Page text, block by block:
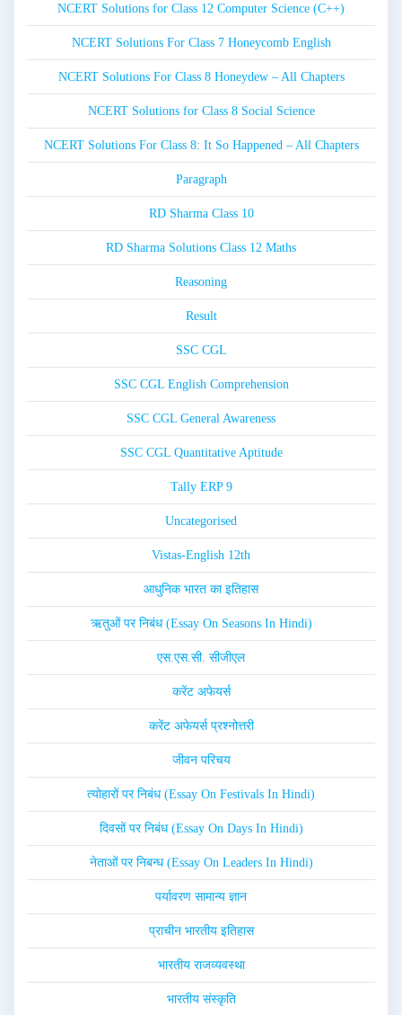
NCERT Solutions for Class 12 Computer Science (C++)
NCERT Solutions For Class 7 Honeycomb English
NCERT Solutions For Class 8 Honeydew – All Chapters
NCERT Solutions for Class 8 Social Science
NCERT Solutions For Class 8: It So Happened – All Chapters
Paragraph
RD Sharma Class 10
RD Sharma Solutions Class 12 Maths
Reasoning
Result
SSC CGL
SSC CGL English Comprehension
SSC CGL General Awareness
SSC CGL Quantitative Aptitude
Tally ERP 9
Uncategorised
Vistas-English 12th
आधुनिक भारत का इतिहास
ऋतुओं पर निबंध (Essay On Seasons In Hindi)
एस.एस.सी. सीजीएल
करेंट अफेयर्स
करेंट अफेयर्स प्रश्नोत्तरी
जीवन परिचय
त्योहारों पर निबंध (Essay On Festivals In Hindi)
दिवसों पर निबंध (Essay On Days In Hindi)
नेताओं पर निबन्ध (Essay On Leaders In Hindi)
पर्यावरण सामान्य ज्ञान
प्राचीन भारतीय इतिहास
भारतीय राजव्यवस्था
भारतीय संस्कृति